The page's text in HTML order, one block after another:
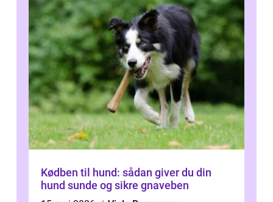
Kødben til hund: sådan giver du din
hund sunde og sikre gnaveben